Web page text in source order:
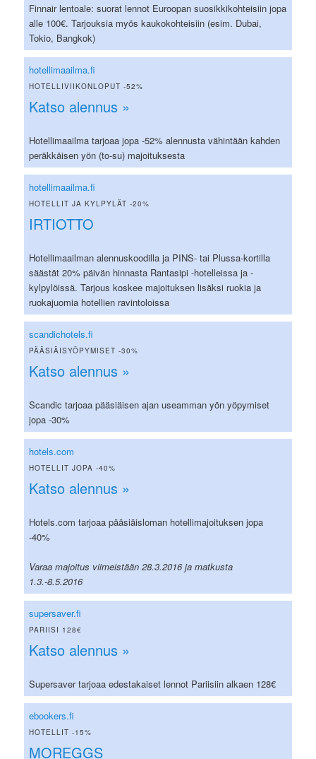
Finnair lentoale: suorat lennot Euroopan suosikkikohteisiin jopa
alle 100€. Tarjouksia myös kaukokohteisiin (esim. Dubai,
Tokio, Bangkok)
hotellimaailma.fi
HOTELLIVIIKONLOPUT -52%
Katso alennus »
Hotellimaailma tarjoaa jopa -52% alennusta vähintään kahden
peräkkäisen yön (to-su) majoituksesta
hotellimaailma.fi
HOTELLIT JA KYLPYLÄT -20%
IRTIOTTO
Hotellimaailman alennuskoodilla ja PINS- tai Plussa-kortilla
säästät 20% päivän hinnasta Rantasipi -hotelleissa ja -
kylpylöissä. Tarjous koskee majoituksen lisäksi ruokia ja
ruokajuomia hotellien ravintoloissa
scandichotels.fi
PÄÄSIÄISYÖPYMISET -30%
Katso alennus »
Scandic tarjoaa pääsiäisen ajan useamman yön yöpymiset
jopa -30%
hotels.com
HOTELLIT JOPA -40%
Katso alennus »
Hotels.com tarjoaa pääsiäisloman hotellimajoituksen jopa
-40%
Varaa majoitus viimeistään 28.3.2016 ja matkusta
1.3.-8.5.2016
supersaver.fi
PARIISI 128€
Katso alennus »
Supersaver tarjoaa edestakaiset lennot Pariisiin alkaen 128€
ebookers.fi
HOTELLIT -15%
MOREGGS